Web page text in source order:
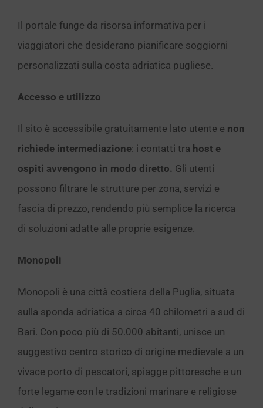
Il portale funge da risorsa informativa per i
viaggiatori che desiderano pianificare soggiorni
personalizzati sulla costa adriatica pugliese.
Accesso e utilizzo
Il sito è accessibile gratuitamente lato utente e non
richiede intermediazione: i contatti tra host e
ospiti avvengono in modo diretto. Gli utenti
possono filtrare le strutture per zona, servizi e
fascia di prezzo, rendendo più semplice la ricerca
di soluzioni adatte alle proprie esigenze.
Monopoli
Monopoli è una città costiera della Puglia, situata
sulla sponda adriatica a circa 40 chilometri a sud di
Bari. Con poco più di 50.000 abitanti, unisce un
suggestivo centro storico di origine medievale a un
vivace porto di pescatori, spiagge pittoresche e un
forte legame con le tradizioni marinare e religiose